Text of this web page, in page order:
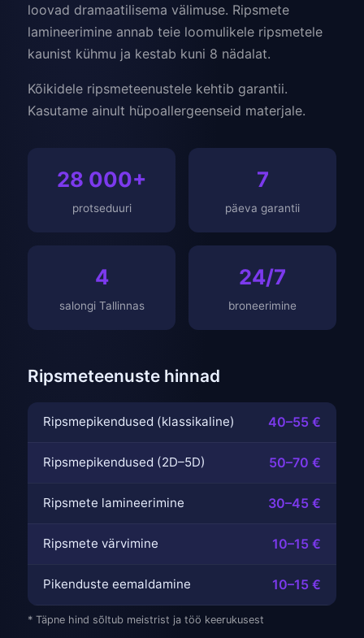
loovad dramaatilisema välimuse. Ripsmete
lamineerimine annab teie loomulikele ripsmetele
kaunist kühmu ja kestab kuni 8 nädalat.
Kõikidele ripsmeteenustele kehtib garantii.
Kasutame ainult hüpoallergeenseid materjale.
28 000+
protseduuri
7
päeva garantii
4
salongi Tallinnas
24/7
broneerimine
Ripsmeteenuste hinnad
Ripsmepikendused (klassikaline) 40–55 €
Ripsmepikendused (2D–5D) 50–70 €
Ripsmete lamineerimine 30–45 €
Ripsmete värvimine 10–15 €
Pikenduste eemaldamine 10–15 €
* Täpne hind sõltub meistrist ja töö keerukusest